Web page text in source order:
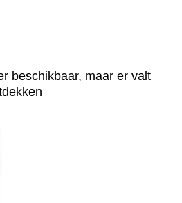
beschikbaar, maar er valt